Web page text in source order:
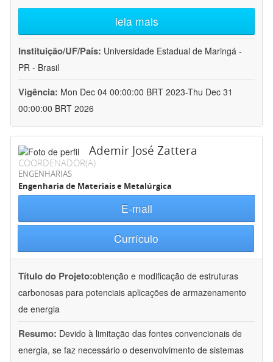
leia mais
Instituição/UF/País: Universidade Estadual de Maringá -
PR - Brasil
Vigência: Mon Dec 04 00:00:00 BRT 2023-Thu Dec 31
00:00:00 BRT 2026
Ademir José Zattera
COORDENADOR(A)
ENGENHARIAS
Engenharia de Materiais e Metalúrgica
E-mail
Currículo
Título do Projeto:obtenção e modificação de estruturas
carbonosas para potenciais aplicações de armazenamento
de energia
Resumo: Devido à limitação das fontes convencionais de
energia, se faz necessário o desenvolvimento de sistemas